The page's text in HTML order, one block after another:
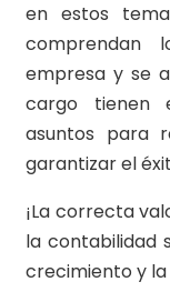
en estos
comprendan
empresa y se
cargo tienen
asuntos para
garantizar el
¡La correcta
la contabilidad
crecimiento y